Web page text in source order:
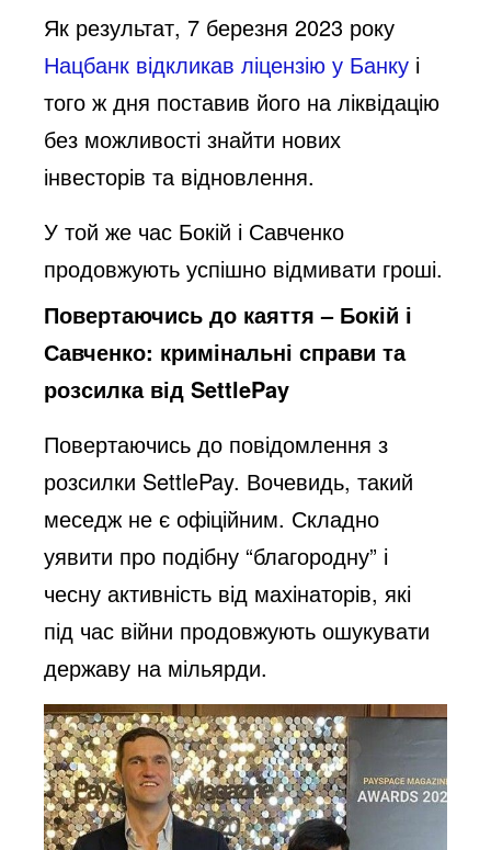
Як результат, 7 березня 2023 року
Нацбанк відкликав ліцензію у Банку і
того ж дня поставив його на ліквідацію
без можливості знайти нових
інвесторів та відновлення.
У той же час Бокій і Савченко
продовжують успішно відмивати гроші.
Повертаючись до каяття – Бокій і
Савченко: кримінальні справи та
розсилка від SettlePay
Повертаючись до повідомлення з
розсилки SettlePay. Вочевидь, такий
меседж не є офіційним. Складно
уявити про подібну “благородну” і
чесну активність від махінаторів, які
під час війни продовжують ошукувати
державу на мільярди.